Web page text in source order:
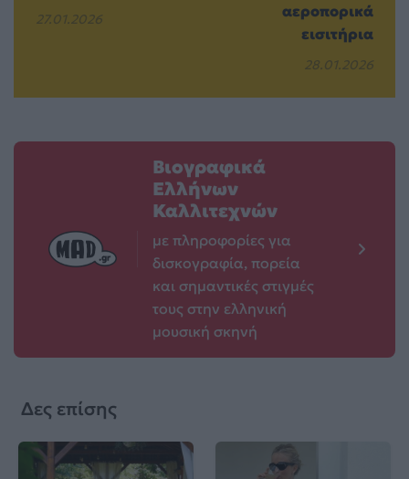
27.01.2026
αεροπορικά
εισιτήρια
28.01.2026
Βιογραφικά
Ελλήνων
Καλλιτεχνών
με πληροφορίες για
δισκογραφία, πορεία
και σημαντικές στιγμές
τους στην ελληνική
μουσική σκηνή
Δες επίσης